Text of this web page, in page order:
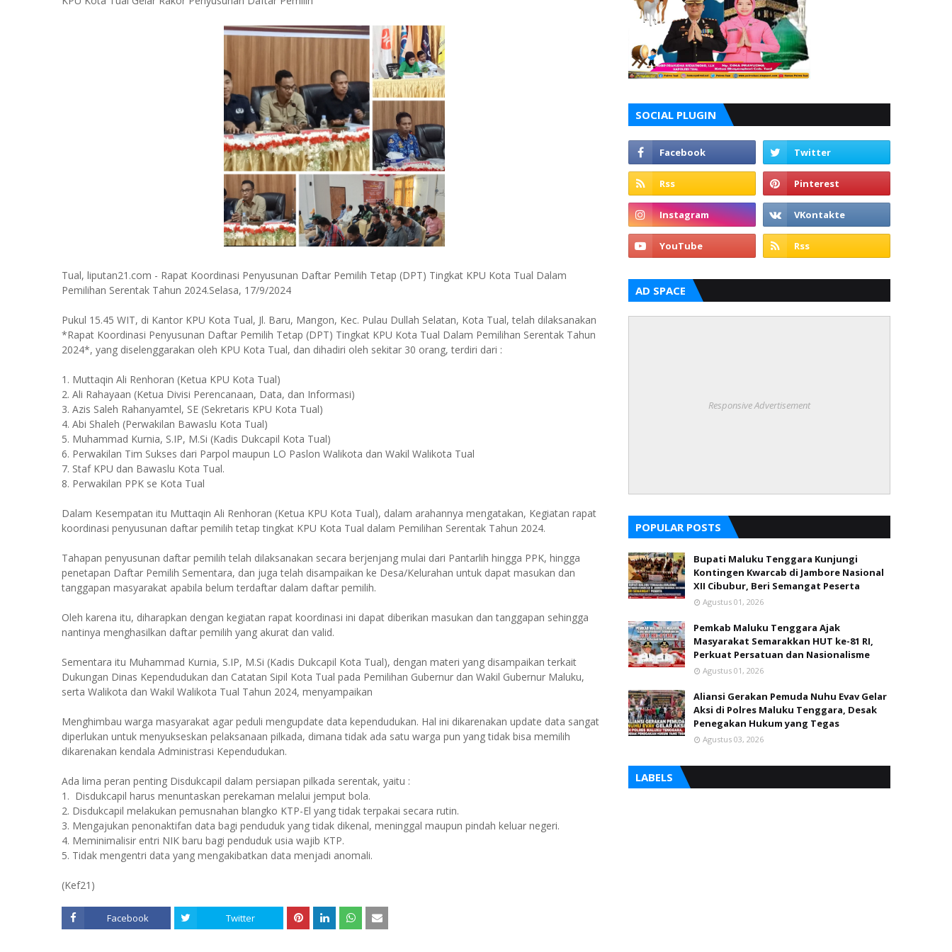
Tual, liputan21.com - Rapat Koordinasi Penyusunan Daftar Pemilih Tetap (DPT) Tingkat KPU Kota Tual Dalam
Pemilihan Serentak Tahun 2024.Selasa, 17/9/2024
Pukul 15.45 WIT, di Kantor KPU Kota Tual, Jl. Baru, Mangon, Kec. Pulau Dullah Selatan, Kota Tual, telah dilaksanakan
*Rapat Koordinasi Penyusunan Daftar Pemilih Tetap (DPT) Tingkat KPU Kota Tual Dalam Pemilihan Serentak Tahun
2024*, yang diselenggarakan oleh KPU Kota Tual, dan dihadiri oleh sekitar 30 orang, terdiri dari :
1. Muttaqin Ali Renhoran (Ketua KPU Kota Tual)
2. Ali Rahayaan (Ketua Divisi Perencanaan, Data, dan Informasi)
3. Azis Saleh Rahanyamtel, SE (Sekretaris KPU Kota Tual)
4. Abi Shaleh (Perwakilan Bawaslu Kota Tual)
5. Muhammad Kurnia, S.IP, M.Si (Kadis Dukcapil Kota Tual)
6. Perwakilan Tim Sukses dari Parpol maupun LO Paslon Walikota dan Wakil Walikota Tual
7. Staf KPU dan Bawaslu Kota Tual.
8. Perwakilan PPK se Kota Tual
Dalam Kesempatan itu Muttaqin Ali Renhoran (Ketua KPU Kota Tual), dalam arahannya mengatakan, Kegiatan rapat
koordinasi penyusunan daftar pemilih tetap tingkat KPU Kota Tual dalam Pemilihan Serentak Tahun 2024.
Tahapan penyusunan daftar pemilih telah dilaksanakan secara berjenjang mulai dari Pantarlih hingga PPK, hingga
penetapan Daftar Pemilih Sementara, dan juga telah disampaikan ke Desa/Kelurahan untuk dapat masukan dan
tanggapan masyarakat apabila belum terdaftar dalam daftar pemilih.
Oleh karena itu, diharapkan dengan kegiatan rapat koordinasi ini dapat diberikan masukan dan tanggapan sehingga
nantinya menghasilkan daftar pemilih yang akurat dan valid.
Sementara itu Muhammad Kurnia, S.IP, M.Si (Kadis Dukcapil Kota Tual), dengan materi yang disampaikan terkait
Dukungan Dinas Kependudukan dan Catatan Sipil Kota Tual pada Pemilihan Gubernur dan Wakil Gubernur Maluku,
serta Walikota dan Wakil Walikota Tual Tahun 2024, menyampaikan
Menghimbau warga masyarakat agar peduli mengupdate data kependudukan. Hal ini dikarenakan update data sangat
diperlukan untuk menyukseskan pelaksanaan pilkada, dimana tidak ada satu warga pun yang tidak bisa memilih
dikarenakan kendala Administrasi Kependudukan.
Ada lima peran penting Disdukcapil dalam persiapan pilkada serentak, yaitu :
1. Disdukcapil harus menuntaskan perekaman melalui jemput bola.
2. Disdukcapil melakukan pemusnahan blangko KTP-El yang tidak terpakai secara rutin.
3. Mengajukan penonaktifan data bagi penduduk yang tidak dikenal, meninggal maupun pindah keluar negeri.
4. Meminimalisir entri NIK baru bagi penduduk usia wajib KTP.
5. Tidak mengentri data yang mengakibatkan data menjadi anomali.
(Kef21)
Facebook Twitter
SOCIAL PLUGIN
AD SPACE
Responsive Advertisement
POPULAR POSTS
Bupati Maluku Tenggara Kunjungi
Kontingen Kwarcab di Jambore Nasional
XII Cibubur, Beri Semangat Peserta
Agustus 01, 2026
Pemkab Maluku Tenggara Ajak
Masyarakat Semarakkan HUT ke-81 RI,
Perkuat Persatuan dan Nasionalisme
Agustus 01, 2026
Aliansi Gerakan Pemuda Nuhu Evav Gelar
Aksi di Polres Maluku Tenggara, Desak
Penegakan Hukum yang Tegas
Agustus 03, 2026
LABELS